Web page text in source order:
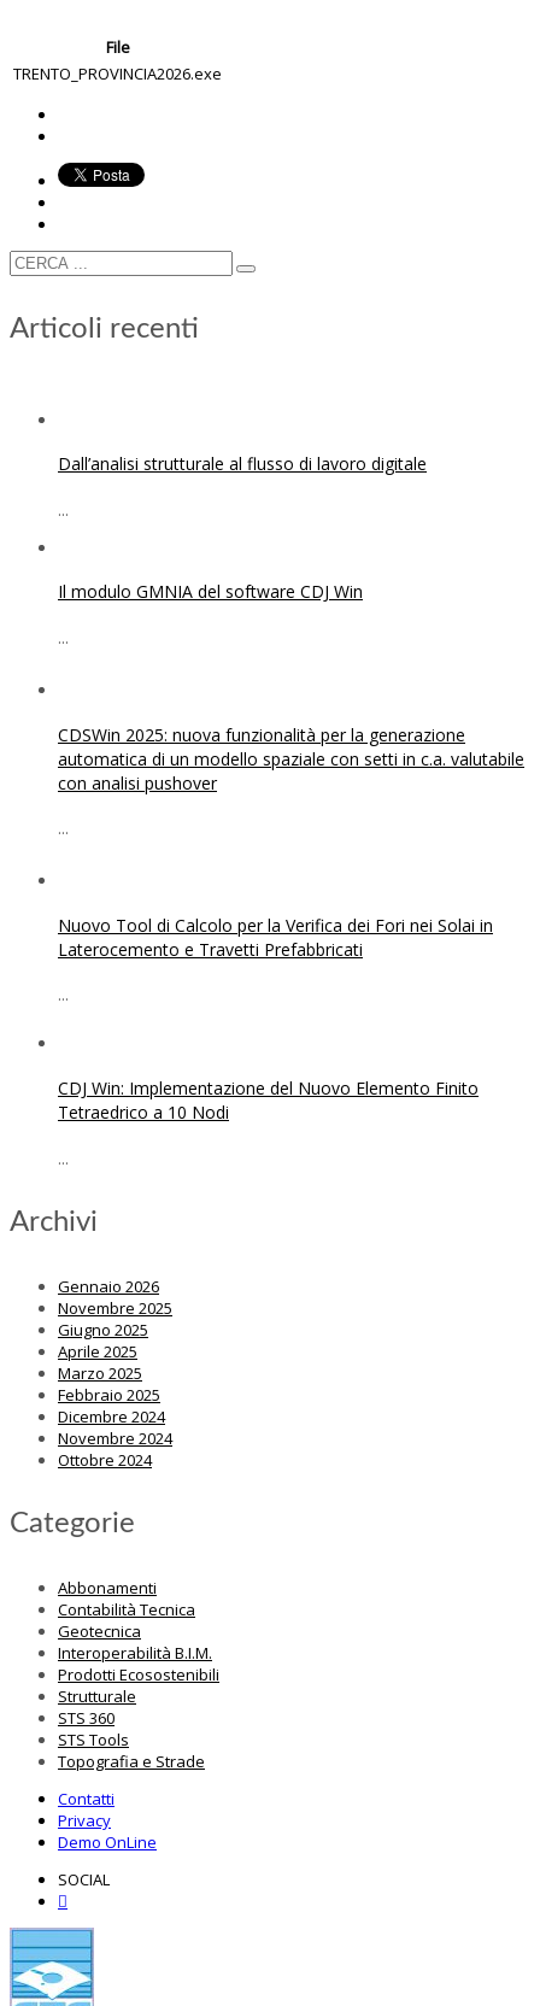
File
TRENTO_PROVINCIA2026.exe
Articoli recenti
Dall’analisi strutturale al flusso di lavoro digitale
...
Il modulo GMNIA del software CDJ Win
...
CDSWin 2025: nuova funzionalità per la generazione
automatica di un modello spaziale con setti in c.a. valutabile
con analisi pushover
...
Nuovo Tool di Calcolo per la Verifica dei Fori nei Solai in
Laterocemento e Travetti Prefabbricati
...
CDJ Win: Implementazione del Nuovo Elemento Finito
Tetraedrico a 10 Nodi
...
Archivi
Gennaio 2026
Novembre 2025
Giugno 2025
Aprile 2025
Marzo 2025
Febbraio 2025
Dicembre 2024
Novembre 2024
Ottobre 2024
Categorie
Abbonamenti
Contabilità Tecnica
Geotecnica
Interoperabilità B.I.M.
Prodotti Ecosostenibili
Strutturale
STS 360
STS Tools
Topografia e Strade
Contatti
Privacy
Demo OnLine
SOCIAL